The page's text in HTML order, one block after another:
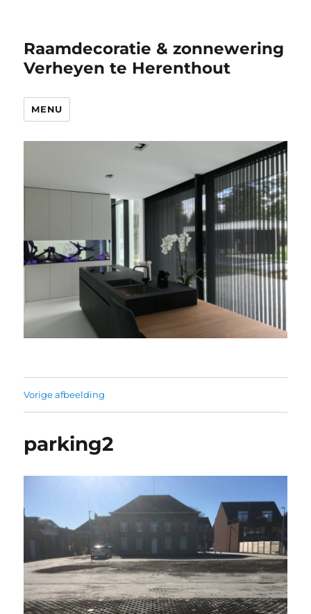
Raamdecoratie & zonnewering
Verheyen te Herenthout
MENU
Vorige afbeelding
parking2